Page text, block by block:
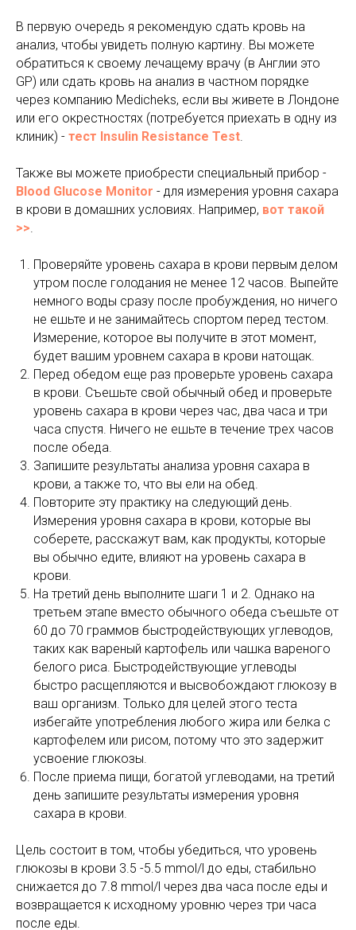
В первую очередь я рекомендую сдать кровь на
анализ, чтобы увидеть полную картину. Вы можете
обратиться к своему лечащему врачу (в Англии это
GP) или сдать кровь на анализ в частном порядке
через компанию Medicheks, если вы живете в Лондоне
или его окрестностях (потребуется приехать в одну из
клиник) - тест Insulin Resistance Test.
Также вы можете приобрести специальный прибор -
Blood Glucose Monitor - для измерения уровня сахара
в крови в домашних условиях. Например, вот такой
>>.
Проверяйте уровень сахара в крови первым делом
утром после голодания не менее 12 часов. Выпейте
немного воды сразу после пробуждения, но ничего
не ешьте и не занимайтесь спортом перед тестом.
Измерение, которое вы получите в этот момент,
будет вашим уровнем сахара в крови натощак.
Перед обедом еще раз проверьте уровень сахара
в крови. Съешьте свой обычный обед и проверьте
уровень сахара в крови через час, два часа и три
часа спустя. Ничего не ешьте в течение трех часов
после обеда.
Запишите результаты анализа уровня сахара в
крови, а также то, что вы ели на обед.
Повторите эту практику на следующий день.
Измерения уровня сахара в крови, которые вы
соберете, расскажут вам, как продукты, которые
вы обычно едите, влияют на уровень сахара в
крови.
На третий день выполните шаги 1 и 2. Однако на
третьем этапе вместо обычного обеда съешьте от
60 до 70 граммов быстродействующих углеводов,
таких как вареный картофель или чашка вареного
белого риса. Быстродействующие углеводы
быстро расщепляются и высвобождают глюкозу в
ваш организм. Только для целей этого теста
избегайте употребления любого жира или белка с
картофелем или рисом, потому что это задержит
усвоение глюкозы.
После приема пищи, богатой углеводами, на третий
день запишите результаты измерения уровня
сахара в крови.
Цель состоит в том, чтобы убедиться, что уровень
глюкозы в крови 3.5 -5.5 mmol/l до еды, стабильно
снижается до 7.8 mmol/l через два часа после еды и
возвращается к исходному уровню через три часа
после еды.